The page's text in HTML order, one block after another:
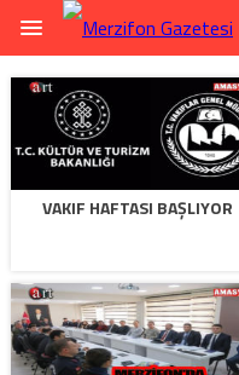
VAKIF HAFTASI BAŞLIYOR